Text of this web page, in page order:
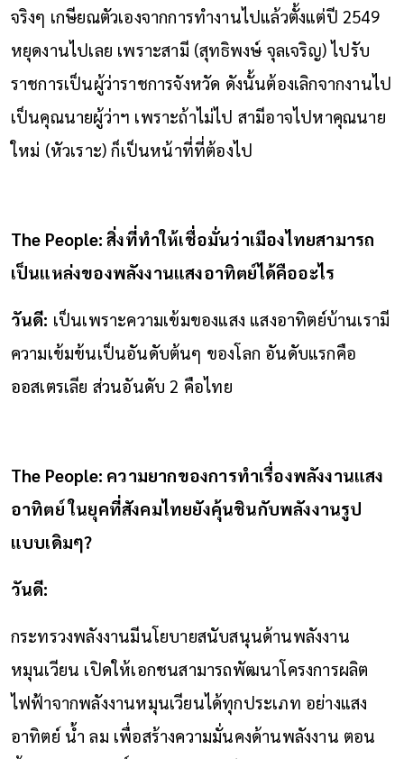
จริงๆ เกษียณตัวเองจากการทำงานไปแล้วตั้งแต่ปี 2549
หยุดงานไปเลย เพราะสามี (สุทธิพงษ์ จุลเจริญ) ไปรับ
ราชการเป็นผู้ว่าราชการจังหวัด ดังนั้นต้องเลิกจากงานไป
เป็นคุณนายผู้ว่าฯ เพราะถ้าไม่ไป สามีอาจไปหาคุณนาย
ใหม่ (หัวเราะ) ก็เป็นหน้าที่ที่ต้องไป
The People: สิ่งที่ทำให้เชื่อมั่นว่าเมืองไทยสามารถ
เป็นแหล่งของพลังงานแสงอาทิตย์ได้คืออะไร
วันดี: เป็นเพราะความเข้มของแสง แสงอาทิตย์บ้านเรามี
ความเข้มข้นเป็นอันดับต้นๆ ของโลก อันดับแรกคือ
ออสเตรเลีย ส่วนอันดับ 2 คือไทย
The People: ความยากของการทำเรื่องพลังงานแสง
อาทิตย์ ในยุคที่สังคมไทยยังคุ้นชินกับพลังงานรูป
แบบเดิมๆ?
วันดี:
กระทรวงพลังงานมีนโยบายสนับสนุนด้านพลังงาน
หมุนเวียน เปิดให้เอกชนสามารถพัฒนาโครงการผลิต
ไฟฟ้าจากพลังงานหมุนเวียนได้ทุกประเภท อย่างแสง
อาทิตย์ น้ำ ลม เพื่อสร้างความมั่นคงด้านพลังงาน ตอน